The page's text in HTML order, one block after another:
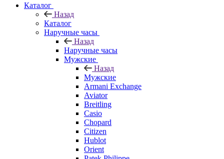
Каталог
Назад
Каталог
Наручные часы
Назад
Наручные часы
Мужские
Назад
Мужские
Armani Exchange
Aviator
Breitling
Casio
Chopard
Citizen
Hublot
Orient